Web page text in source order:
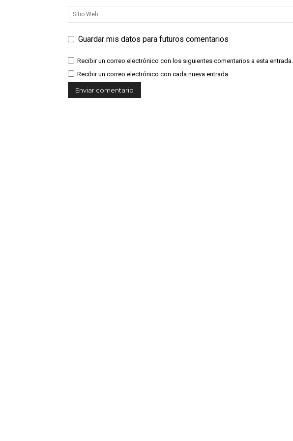
Guardar mis datos para futuros comentarios
Recibir un correo electrónico con los siguientes comentarios a esta entrada.
Recibir un correo electrónico con cada nueva entrada.